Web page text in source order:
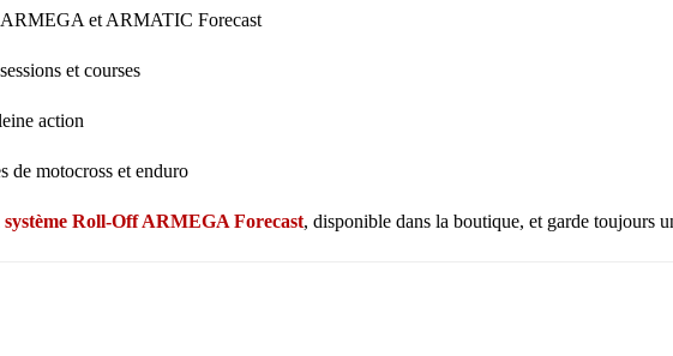
et ARMATIC Forecast
et courses
action
de motocross et enduro
système Roll-Off ARMEGA Forecast, disponible dans la boutique, et garde toujours